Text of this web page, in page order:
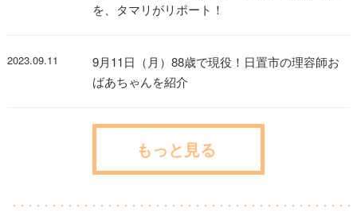
を、タマリがリポート！
2023.09.11
9月11日（月）88歳で現役！日置市の理容師お
ばあちゃんを紹介
もっと見る